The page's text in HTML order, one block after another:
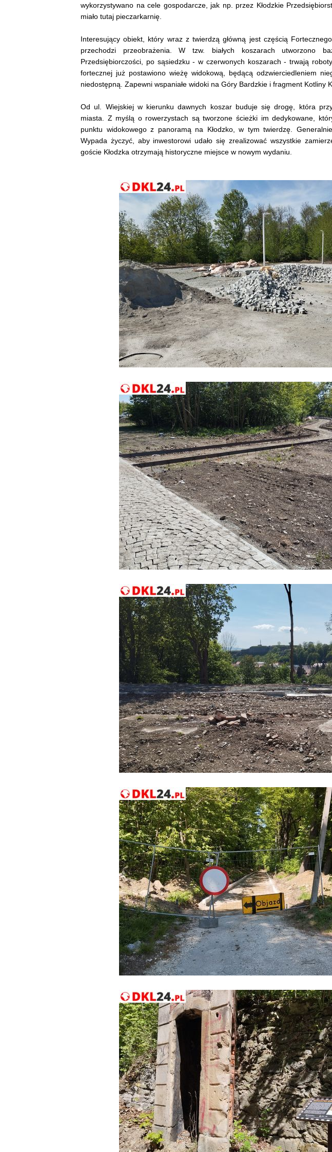
wykorzystywano na cele gospodarcze, jak np. przez Kłodzkie
miało tutaj pieczarkarnię.
Interesujący obiekt, który wraz z twierdzą główną jest częścią
przechodzi przeobrażenia. W tzw. białych koszarach utworzono
Przedsiębiorczości, po sąsiedzku - w czerwonych koszarach - trwają
fortecznej już postawiono wieżę widokową, będącą odzwierciedleniem
niedostępną. Zapewni wspaniałe widoki na Góry Bardzkie i fragment Kotliny
Od ul. Wiejskiej w kierunku dawnych koszar buduje się drogę, która
miasta. Z myślą o rowerzystach są tworzone ścieżki im dedykowane,
punktu widokowego z panoramą na Kłodzko, w tym twierdzę.
Wypada życzyć, aby inwestorowi udało się zrealizować wszystkie
goście Kłodzka otrzymają historyczne miejsce w nowym wydaniu.